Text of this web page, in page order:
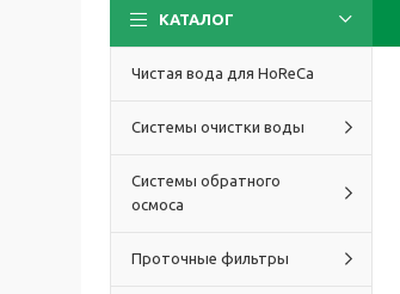
КАТАЛОГ
Чистая вода для HoReCa
Системы очистки воды
Системы обратного
осмоса
Проточные фильтры